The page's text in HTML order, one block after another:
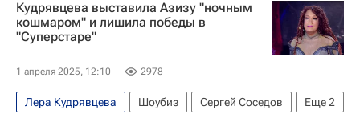
Кудрявцева выставила Азизу "ночным
кошмаром" и лишила победы в
"Суперстаре"
1 апреля 2025, 12:10 2978
Еще2
Лера Кудрявцева Шоубиз
Сергей Соседов
Азиза (певица)
НТВ (телеканал)